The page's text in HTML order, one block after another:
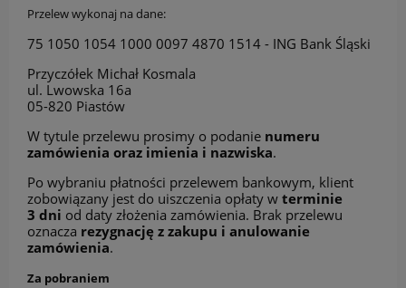
Przelew wykonaj na dane:
75 1050 1054 1000 0097 4870 1514 - ING Bank Śląski
Przyczółek Michał Kosmala
ul. Lwowska 16a
05-820 Piastów
W tytule przelewu prosimy o podanie numeru
zamówienia oraz imienia i nazwiska.
Po wybraniu płatności przelewem bankowym, klient
zobowiązany jest do uiszczenia opłaty w terminie
3 dni od daty złożenia zamówienia. Brak przelewu
oznacza rezygnację z zakupu i anulowanie
zamówienia.
Za pobraniem